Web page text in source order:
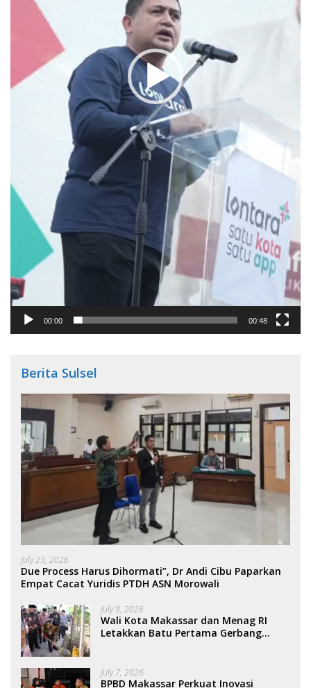
00:00 00:48
Berita Sulsel
July 23, 2026
Due Process Harus Dihormati”, Dr Andi Cibu Paparkan
Empat Cacat Yuridis PTDH ASN Morowali
July 9, 2026
Wali Kota Makassar dan Menag RI
Letakkan Batu Pertama Gerbang
July 7, 2026
BPBD Makassar Perkuat Inovasi